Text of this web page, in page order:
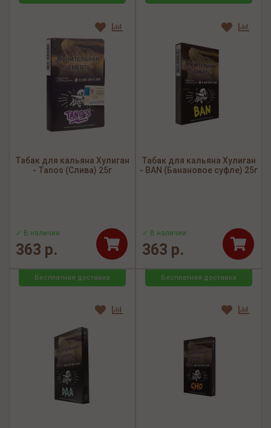
Табак для кальяна Хулиган
- Tanos (Слива) 25г
✓ В наличии
363 р.
Табак для кальяна Хулиган
- BAN (Банановое суфле) 25г
✓ В наличии
363 р.
Бесплатная доставка Бесплатная доставка